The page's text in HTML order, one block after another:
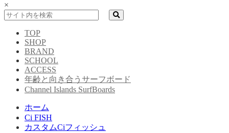
×
TOP
SHOP
BRAND
SCHOOL
ACCESS
年齢と向き合うサーフボード
Channel Islands SurfBoards
ホーム
Ci FISH
カスタムCiフィッシュ